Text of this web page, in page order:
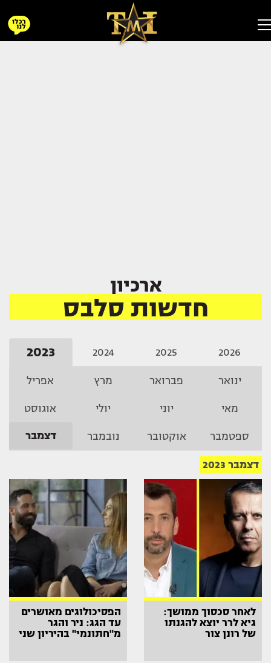
ארכיון
חדשות סלבס
2026
2025
2024
2023
ינואר פברואר מרץ אפריל
מאי יוני יולי אוגוסט
ספטמבר אוקטובר נובמבר דצמבר
דצמבר 2023
לאחר סכסוך ממושך:
גיא לרר יוצא להגנתו
של רונן צור
הפסיכולוגים מאושרים
עד הגג: ניר והגר
מ"חתונמי" בהיריון שני